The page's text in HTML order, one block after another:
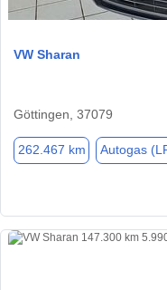
VW Sharan
Göttingen, 37079
262.467 km Autogas